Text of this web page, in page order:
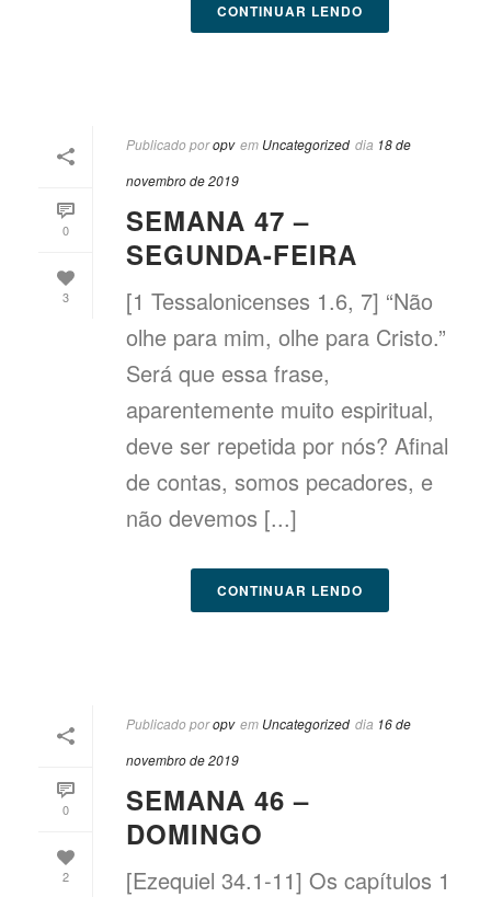
CONTINUAR LENDO
0
3
Publicado poropv em Uncategorized dia 18 de
novembro de 2019
SEMANA 47 –
SEGUNDA-FEIRA
[1 Tessalonicenses 1.6, 7] “Não
olhe para mim, olhe para Cristo.”
Será que essa frase,
aparentemente muito espiritual,
deve ser repetida por nós? Afinal
de contas, somos pecadores, e
não devemos [...]
CONTINUAR LENDO
0
2
Publicado poropv em Uncategorized dia 16 de
novembro de 2019
SEMANA 46 –
DOMINGO
[Ezequiel 34.1-11] Os capítulos 1